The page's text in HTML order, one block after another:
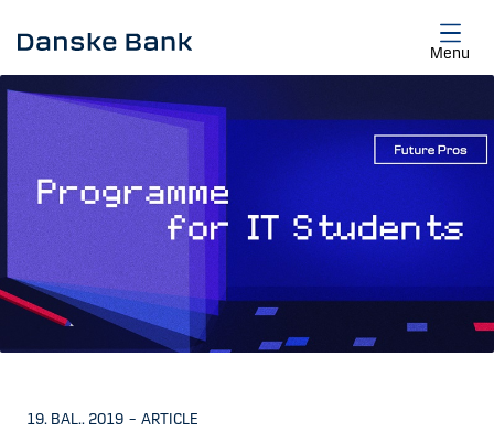
Menu
19. BAL.. 2019 – ARTICLE